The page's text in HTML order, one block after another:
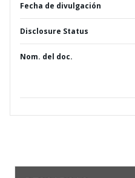
Fecha de divulgación
Disclosure Status
Nom. del doc.